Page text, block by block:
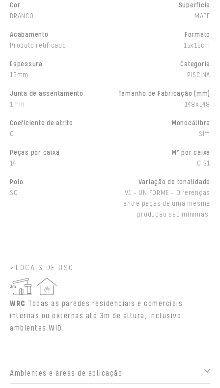
Cor
BRANCO
Superfície
MATE
Acabamento
Produto retificado
Formato
15x15cm
Espessura
13mm
Categoria
PISCINA
Junta de assentamento
1mm
Tamanho de Fabricação (mm)
148x148
Coeficiente de atrito
0
Monocálibre
Sim
Peças por caixa
14
M² por caixa
0,31
Polo
SC
Variação de tonalidade
V1 - UNIFORME - Diferenças
entre peças de uma mesma
produção são mínimas.
LOCAIS DE USO
WRC Todas as paredes residenciais e comerciais
internas ou externas até 3m de altura, inclusive
ambientes WID
Ambientes e áreas de aplicação